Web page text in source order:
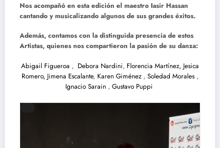
Nos acompañó en esta edición el maestro Iasir Hassan
cantando y musicalizando algunos de sus grandes éxitos.
Además, contamos con la distinguida presencia de estos
Artistas, quienes nos compartieron la pasión de su danza:
Abigail Figueroa , Debora Nardini, Florencia Martínez, Jesica
Romero, Jimena Escalante, Karen Giménez , Soledad Morales ,
Ignacio Sarain , Gustavo Puppi